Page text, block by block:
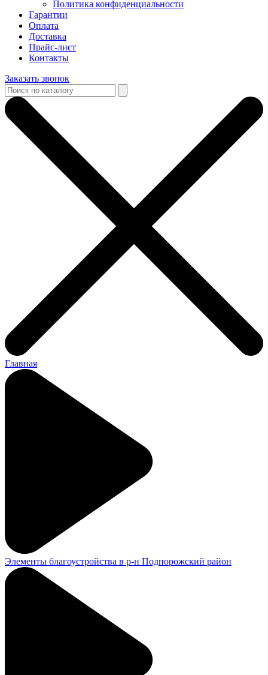
Политика конфиденциальности
Гарантии
Оплата
Доставка
Прайс-лист
Контакты
Заказать звонок
Главная
Элементы благоустройства в р-н Подпорожский район